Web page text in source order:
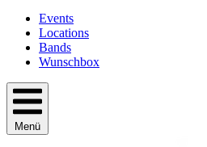
Events
Locations
Bands
Wunschbox
Menü